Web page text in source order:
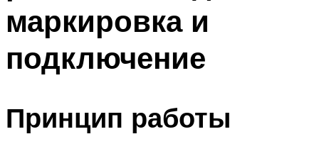
маркировка и
подключение
Принцип работы